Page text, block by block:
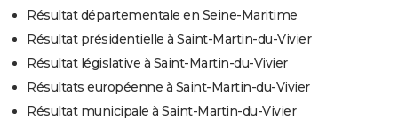
Résultat départementale en Seine-Maritime
Résultat présidentielle à Saint-Martin-du-Vivier
Résultat législative à Saint-Martin-du-Vivier
Résultats européenne à Saint-Martin-du-Vivier
Résultat municipale à Saint-Martin-du-Vivier